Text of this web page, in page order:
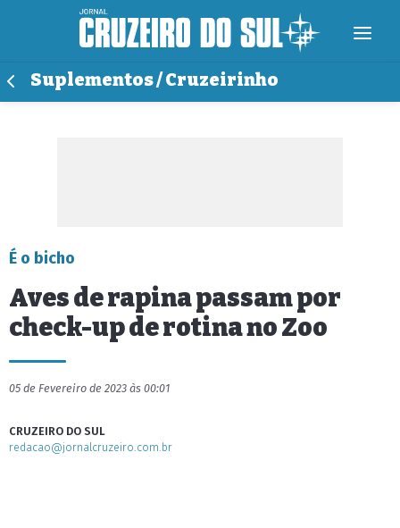
Suplementos / Cruzeirinho
É o bicho
Aves de rapina passam por
check-up de rotina no Zoo
05 de Fevereiro de 2023 às 00:01
CRUZEIRO DO SUL
redacao@jornalcruzeiro.com.br